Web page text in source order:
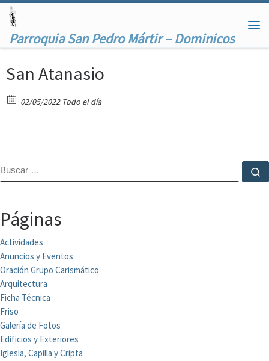
Parroquia San Pedro Mártir – Dominicos
San Atanasio
02/05/2022 Todo el día
BUSCAR
Páginas
Actividades
Anuncios y Eventos
Oración Grupo Carismático
Arquitectura
Ficha Técnica
Friso
Galería de Fotos
Edificios y Exteriores
Iglesia, Capilla y Cripta